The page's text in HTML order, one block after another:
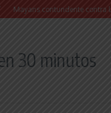
contundente contra la
30 minutos